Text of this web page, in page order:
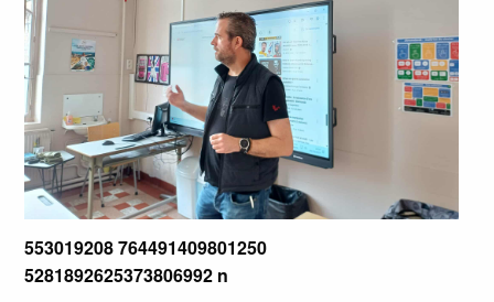
553019208 764491409801250
5281892625373806992 n